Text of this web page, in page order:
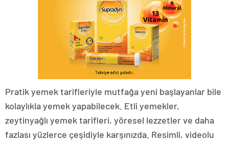
Pratik yemek tarifleriyle mutfağa yeni başlayanlar bile
kolaylıkla yemek yapabilecek. Etli yemekler,
zeytinyağlı yemek tarifleri, yöresel lezzetler ve daha
fazlası yüzlerce çeşidiyle karşınızda. Resimli, videolu